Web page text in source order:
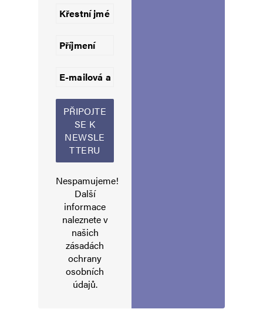
Uložit do prohlížeče jméno, e-mail a webovou stránku pro budoucí
Informujte mě o nových komentářích e-mailem.
Alternative:
Nespamujeme!
Další
informace
naleznete v
našich
zásadách
ochrany
osobních
údajů.